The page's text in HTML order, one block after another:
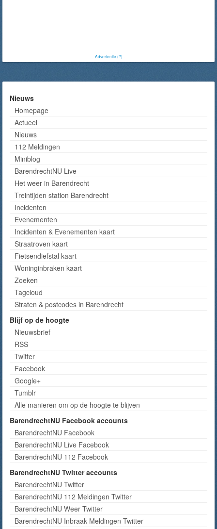
-Advertentie (?)-
Nieuws
Homepage
Actueel
Nieuws
112 Meldingen
Miniblog
BarendrechtNU Live
Het weer in Barendrecht
Treintijden station Barendrecht
Incidenten
Evenementen
Incidenten & Evenementen kaart
Straatroven kaart
Fietsendiefstal kaart
Woninginbraken kaart
Zoeken
Tagcloud
Straten & postcodes in Barendrecht
Blijf op de hoogte
Nieuwsbrief
RSS
Twitter
Facebook
Google+
Tumblr
Alle manieren om op de hoogte te blijven
BarendrechtNU Facebook accounts
BarendrechtNU Facebook
BarendrechtNU Live Facebook
BarendrechtNU 112 Facebook
BarendrechtNU Twitter accounts
BarendrechtNU Twitter
BarendrechtNU 112 Meldingen Twitter
BarendrechtNU Weer Twitter
BarendrechtNU Inbraak Meldingen Twitter